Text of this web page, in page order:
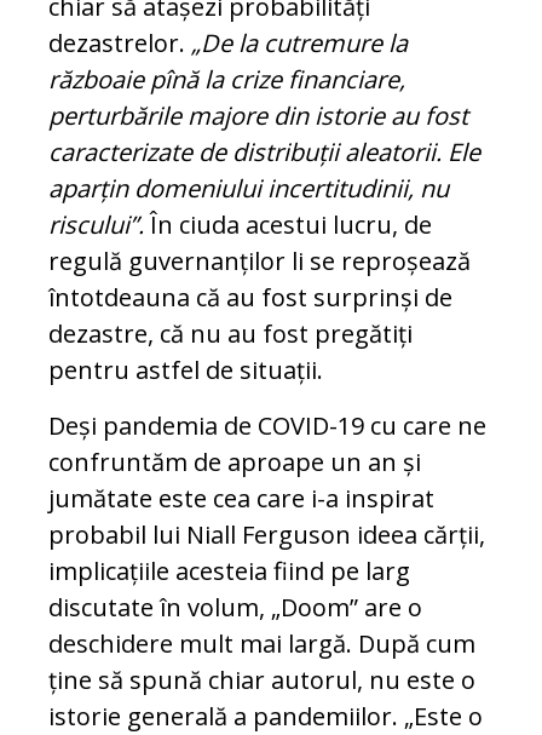
chiar să atașezi probabilități
dezastrelor. „De la cutremure la
războaie pînă la crize financiare,
perturbările majore din istorie au fost
caracterizate de distribuții aleatorii. Ele
aparțin domeniului incertitudinii, nu
riscului”.În ciuda acestui lucru, de
regulă guvernanților li se reproșează
întotdeauna că au fost surprinși de
dezastre, că nu au fost pregătiți
pentru astfel de situații.
Deși pandemia de COVID-19 cu care ne
confruntăm de aproape un an și
jumătate este cea care i-a inspirat
probabil lui Niall Ferguson ideea cărții,
implicațiile acesteia fiind pe larg
discutate în volum, „Doom” are o
deschidere mult mai largă. După cum
ține să spună chiar autorul, nu este o
istorie generală a pandemiilor. „Este o